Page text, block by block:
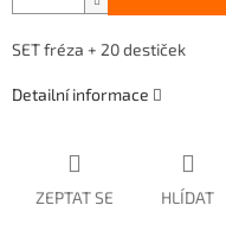
SET fréza + 20 destiček
Detailní informace
ZEPTAT SE HLÍDAT